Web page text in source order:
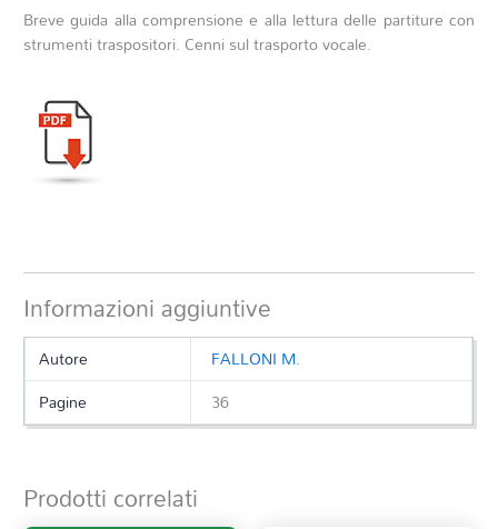
Breve guida alla comprensione e alla lettura delle partiture con
strumenti traspositori. Cenni sul trasporto vocale.
Informazioni aggiuntive
Autore
FALLONI M.
Pagine
36
Prodotti correlati